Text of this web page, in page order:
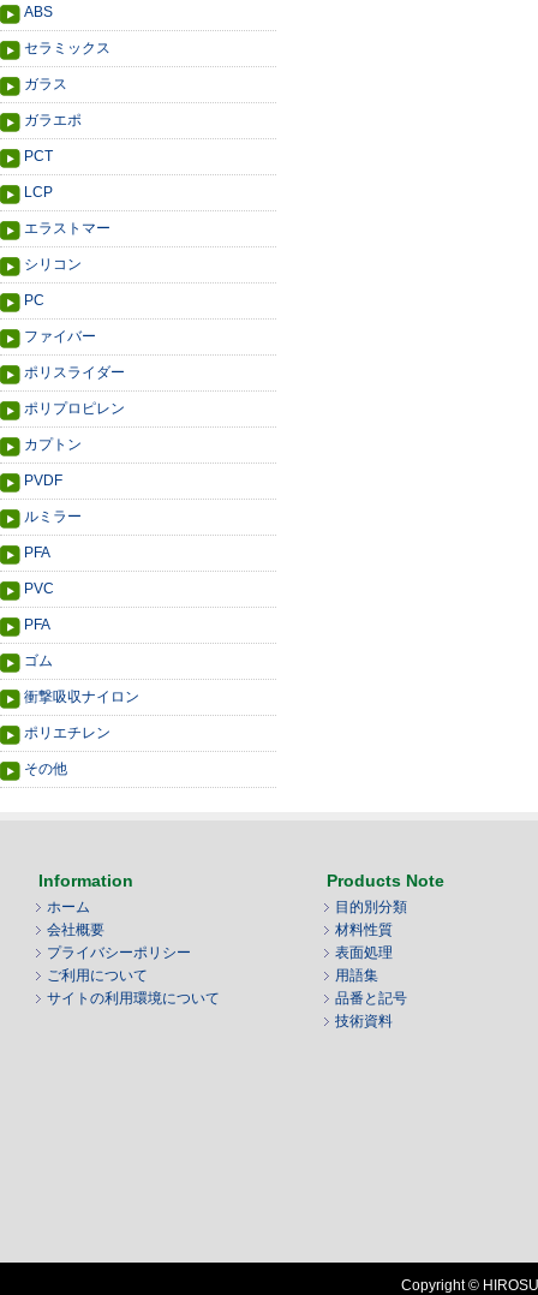
ABS
セラミックス
ガラス
ガラエポ
PCT
LCP
エラストマー
シリコン
PC
ファイバー
ポリスライダー
ポリプロピレン
カプトン
PVDF
ルミラー
PFA
PVC
PFA
ゴム
衝撃吸収ナイロン
ポリエチレン
その他
Information
ホーム
会社概要
プライバシーポリシー
ご利用について
サイトの利用環境について
Products Note
目的別分類
材料性質
表面処理
用語集
品番と記号
技術資料
Copyright ©